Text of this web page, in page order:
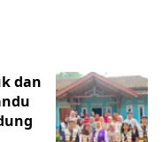
dan